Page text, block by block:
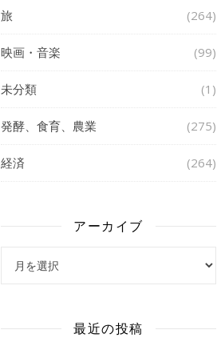
旅 (264)
映画・音楽 (99)
未分類 (1)
発酵、食育、農業 (275)
経済 (264)
アーカイブ
最近の投稿